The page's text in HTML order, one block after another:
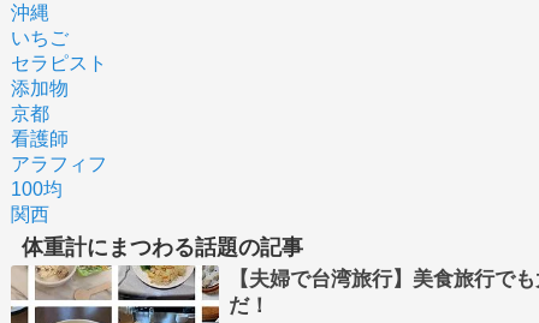
沖縄
いちご
セラピスト
添加物
京都
看護師
アラフィフ
100均
関西
体重計にまつわる話題の記事
【夫婦で台湾旅行】美食旅行で
だ！